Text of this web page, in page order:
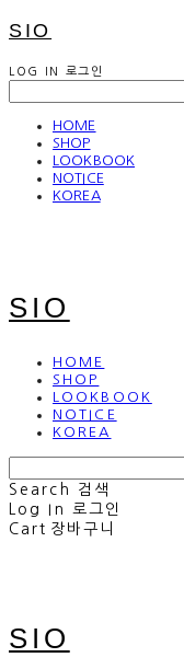
SIO
LOG IN 로그인
HOME
SHOP
LOOKBOOK
NOTICE
KOREA
SIO
HOME
SHOP
LOOKBOOK
NOTICE
KOREA
Search
검색
Log In
로그인
Cart 장바구니
SIO